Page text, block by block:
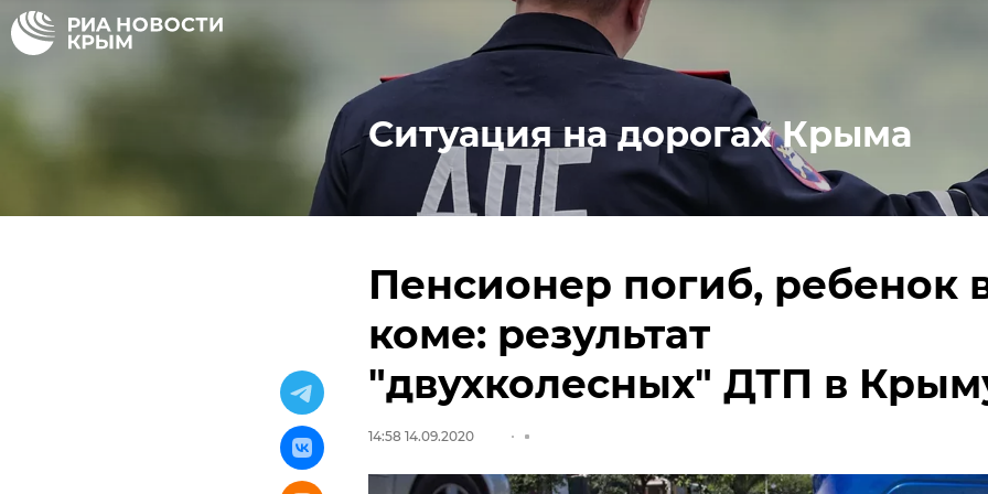
Ситуация на дорогах Крыма
Пенсионер погиб, ребенок
коме: результат
"двухколесных" ДТП в
14:58 14.09.2020